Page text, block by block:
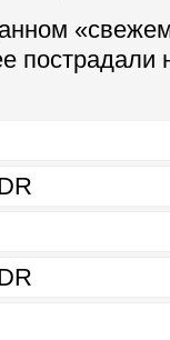
пострадали